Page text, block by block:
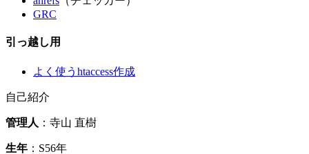
GRC
引っ越し用
よく使うhtaccess作成
自己紹介
管理人 ：寺山 直樹
生年 ：S56年